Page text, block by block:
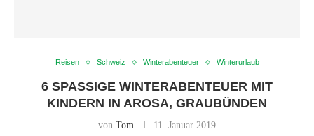
Reisen Schweiz Winterabenteuer Winterurlaub
6 SPASSIGE WINTERABENTEUER MIT K
INDERN IN AROSA, GRAUBÜNDEN
von Tom 11. Januar 2019